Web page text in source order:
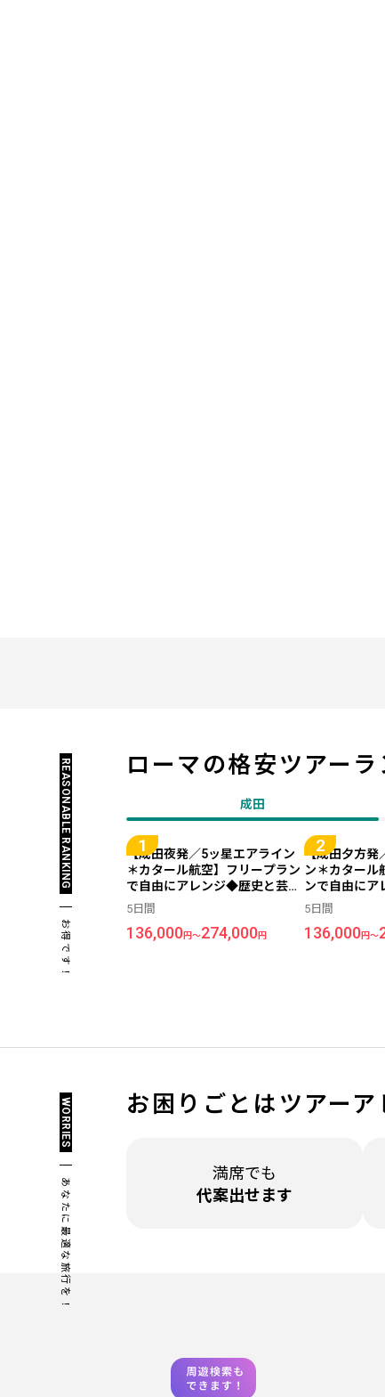
ローマの格安ツアーラ
REASONABLE RANKING
お得です！
成田
【成田夜発／5ッ星エアライン
＊カタール航空】フリープラン
で自由にアレンジ◆歴史と芸術
の街＜ローマ＞5日間（価格重
視ホテル利用）
5日間
136,000円～274,000円
【成田夕方発
ン＊カタール
ンで自由にア
術の街＜ロー
重視ホテル利
5日間
136,000円～
お困りごとは ツアーア
WORRIES
あなたに最適な旅行を！
満席でも
代案出せます